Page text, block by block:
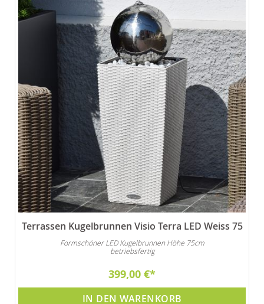
Terrassen Kugelbrunnen Visio Terra LED Weiss 75
Formschöner LED Kugelbrunnen Höhe 75cm
betriebsfertig
399,00 €
IN DEN WARENKORB